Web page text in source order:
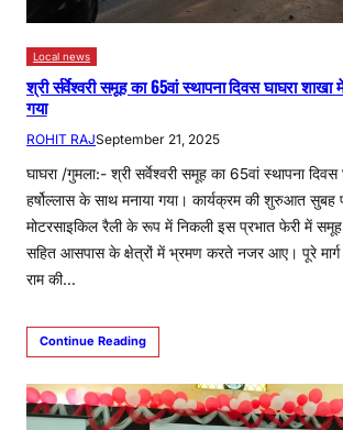
Local news
श्री र्सर्वेश्वरी समूह का 65वां स्थापना दिवस घाघरा
गया
ROHIT RAJSeptember 21, 2025
घाघरा /गुमला:- श्री सर्वेश्वरी समूह का 65वां स्थापना दिवस
हर्षोल्लास के साथ मनाया गया। कार्यक्रम की शुरुआत सुबह
मोटरसाइकिल रैली के रूप में निकली इस प्रभात फेरी में
सहित आसपास के क्षेत्रों में भ्रमण करते नजर आए। पूरे मार्ग
राम की…
Continue Reading